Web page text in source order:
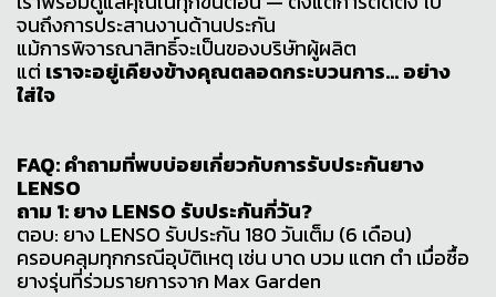
จนถึงการประสานงานด้านประกัน
แม้การพิจารณาสิทธิ์จะเป็นของบริษัทผู้ผลิต
แต่ เราจะอยู่เคียงข้างคุณตลอดกระบวนการ... อย่าง
ใส่ใจ
FAQ: คำถามที่พบบ่อยเกี่ยวกับการรับประกันยาง
LENSO
ถาม 1: ยาง LENSO รับประกันกี่วัน?
ตอบ: ยาง LENSO รับประกัน 180 วันเต็ม (6 เดือน)
ครอบคลุมทุกกรณีอุบัติเหตุ เช่น บาด บวม แตก ตำ เมื่อซื้อ
ยางรุ่นที่ร่วมรายการจาก Max Garden